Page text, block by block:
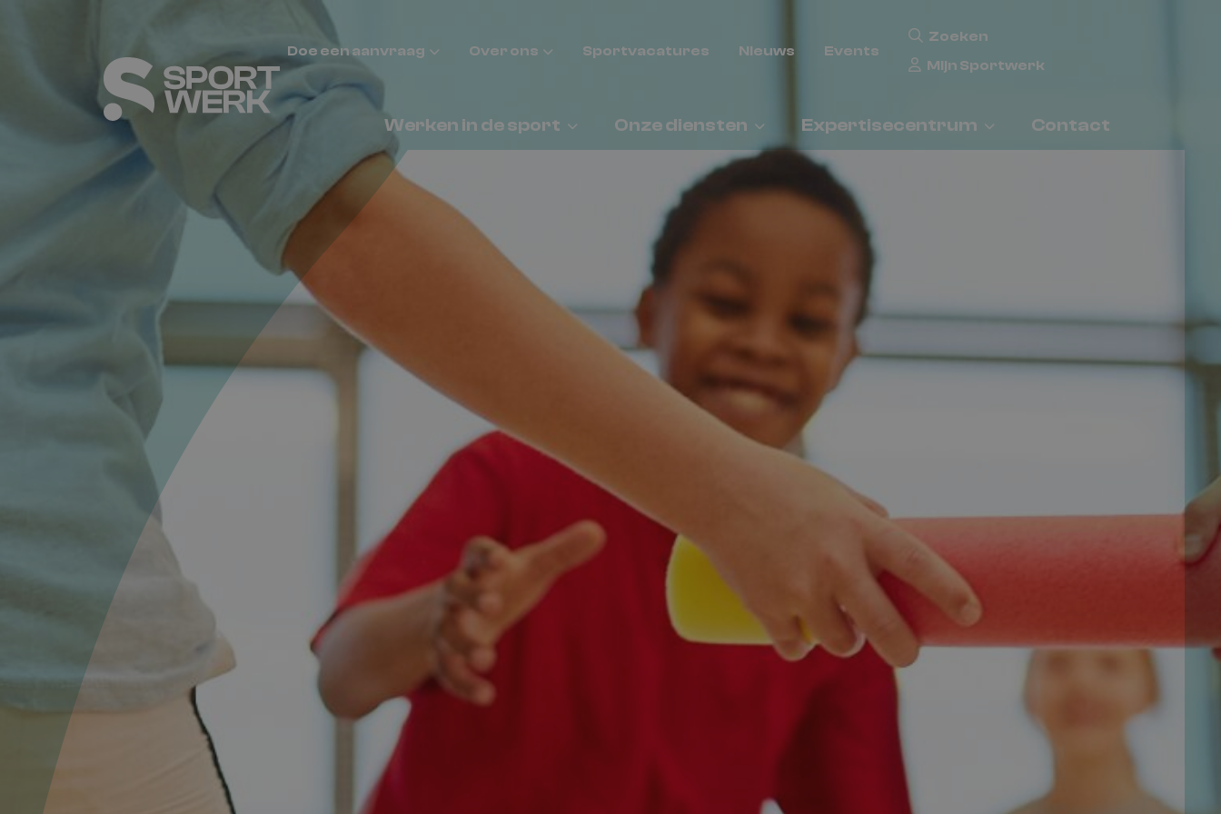
Doe een aanvraag Over ons Sportvacatures Nieuws Events
Zoeken
Mijn Sportwerk
Werken in de sport Onze diensten Expertisecentrum Contact